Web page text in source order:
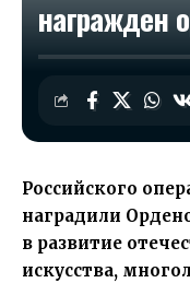
награжден
Российского
наградили
в развитие
искусства,